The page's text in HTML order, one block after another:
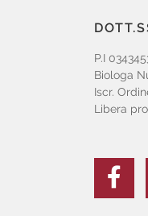
P.I
Biologa
Iscr.
Libera